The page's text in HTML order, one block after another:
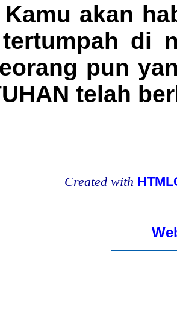
Kamu akan
di
pun
telah
Created with